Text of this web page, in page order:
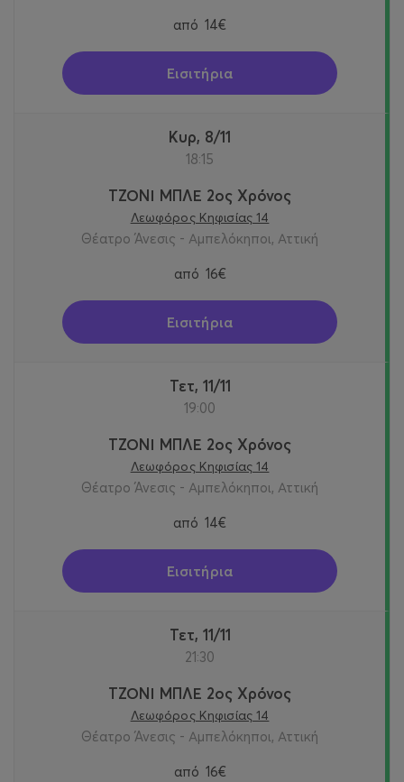
από 14€
Εισιτήρια
Κυρ, 8/11
18:15
ΤΖΟΝΙ ΜΠΛΕ 2ος Χρόνος
Λεωφόρος Κηφισίας 14
Θέατρο Άνεσις - Αμπελόκηποι, Αττική
από 16€
Εισιτήρια
Τετ, 11/11
19:00
ΤΖΟΝΙ ΜΠΛΕ 2ος Χρόνος
Λεωφόρος Κηφισίας 14
Θέατρο Άνεσις - Αμπελόκηποι, Αττική
από 14€
Εισιτήρια
Τετ, 11/11
21:30
ΤΖΟΝΙ ΜΠΛΕ 2ος Χρόνος
Λεωφόρος Κηφισίας 14
Θέατρο Άνεσις - Αμπελόκηποι, Αττική
από 16€